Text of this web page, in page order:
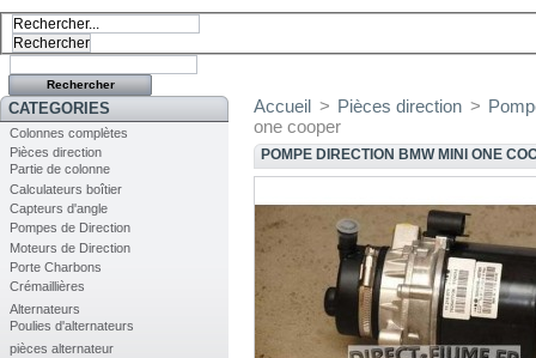
CATEGORIES
Colonnes complètes
Pièces direction
Partie de colonne
Calculateurs boîtier
Capteurs d'angle
Pompes de Direction
Moteurs de Direction
Porte Charbons
Crémaillières
Alternateurs
Poulies d'alternateurs
pièces alternateur
Accueil > Pièces direction >
one cooper
POMPE DIRECTION BMW MINI ONE